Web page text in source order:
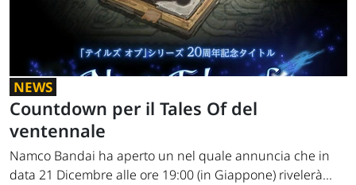
NEWS
Countdown per il Tales Of del
ventennale
Namco Bandai ha aperto un nel quale annuncia che in
data 21 Dicembre alle ore 19:00 (in Giappone) rivelerà...